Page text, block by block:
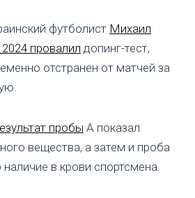
футболист Михаил
провалил допинг-тест,
отстранен от матчей за
пробы А показал
вещества, а затем и проба
в крови спортсмена.